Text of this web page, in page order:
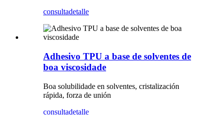
consultadetalle
Adhesivo TPU a base de solventes de
boa viscosidade
Boa solubilidade en solventes, cristalización
rápida, forza de unión
consultadetalle